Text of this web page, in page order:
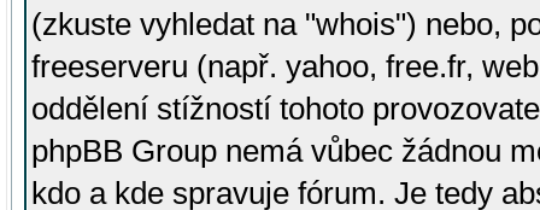
(zkuste vyhledat na "whois") nebo,
freeserveru (např. yahoo, free.fr,
oddělení stížností tohoto
phpBB Group nemá vůbec žádnou
kdo a kde spravuje fórum. Je tedy